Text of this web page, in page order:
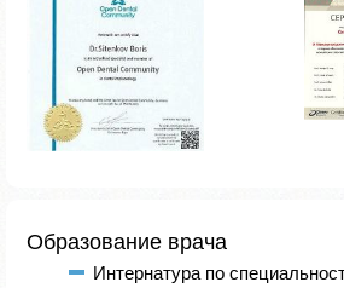
Образование врача
Интернатура по